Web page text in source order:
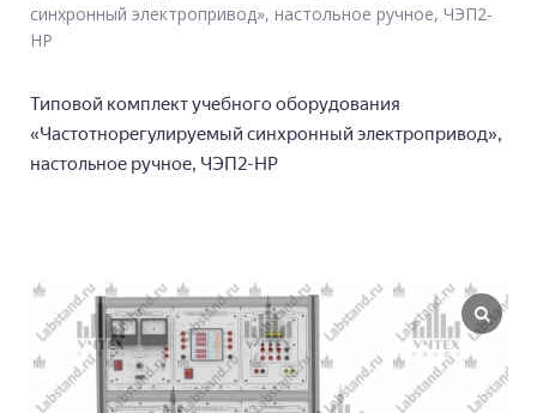
синхронный электропривод», настольное ручное, ЧЭП2-
НР
Типовой комплект учебного оборудования
«Частотнорегулируемый синхронный электропривод»,
настольное ручное, ЧЭП2-НР